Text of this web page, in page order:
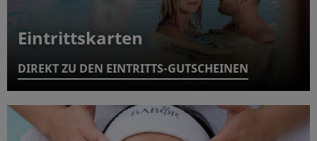
Eintrittskarten
DIREKT ZU DEN EINTRITTS-GUTSCHEINEN